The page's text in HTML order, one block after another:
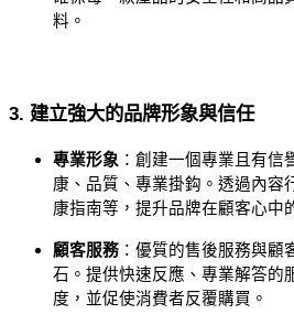
料。
3. 建立強大的品牌形象與信任
專業形象 ：創建一個專業且有信
康、品質、專業掛鈎。透過內容
康指南等，提升品牌在顧客心中
顧客服務 ：優質的售後服務與顧
石。提供快速反應、專業解答的
度，並促使消費者反覆購買。